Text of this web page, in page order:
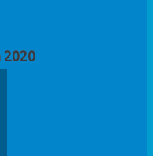
2020